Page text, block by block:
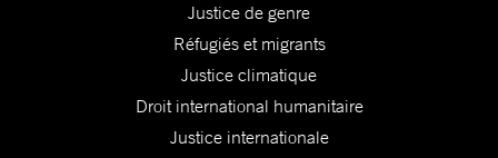
Justice de genre
Réfugiés et migrants
Justice climatique
Droit international humanitaire
Justice internationale